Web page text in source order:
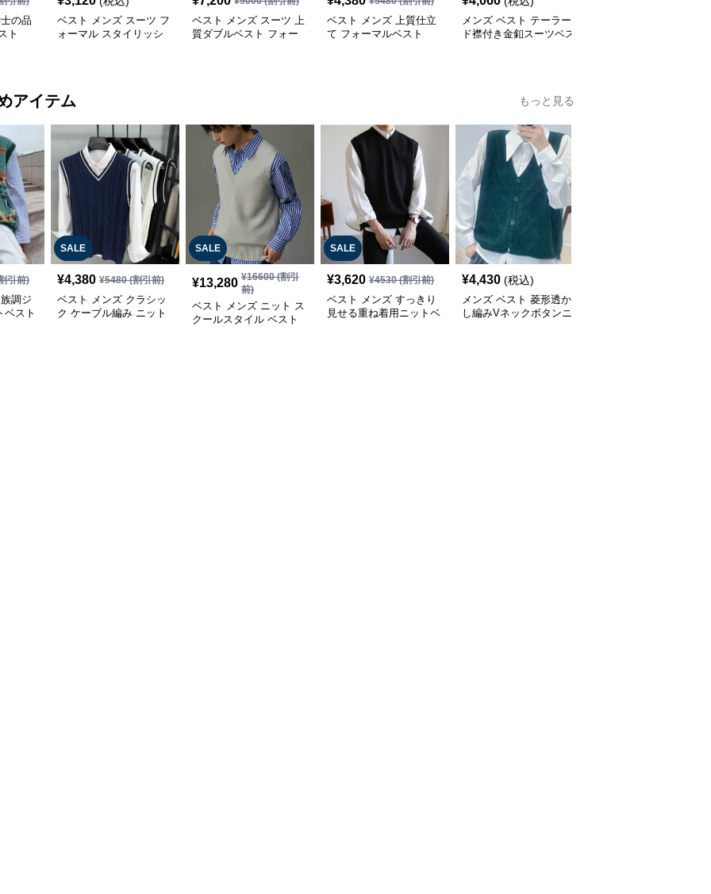
の品
ト
ベスト メンズ スーツ フ
ォーマル スタイリッシ
ベスト メンズ スーツ 上
質ダブルベスト フォー
ベスト メンズ 上質仕立
て フォーマルベスト
メンズ ベスト テーラー
ド襟付き金釦スーツベス
アイテム もっと見る
引前)
調ジ
ベスト
SALE
¥4,380 ¥5480(割引前)
ベスト メンズ クラシッ
ク ケーブル編み ニット
SALE
¥13,280 ¥16600(割引
前)
ベスト メンズ ニット ス
クールスタイル ベスト
SALE
¥3,620 ¥4530(割引前)
ベスト メンズ すっきり
見せる重ね着用ニットベ
¥4,430 (税込)
メンズ ベスト 菱形透か
し編みVネックボタンニ